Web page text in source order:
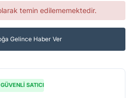
temin edilememektedir.
Gelince Haber Ver
GÜVENLİ SATICI